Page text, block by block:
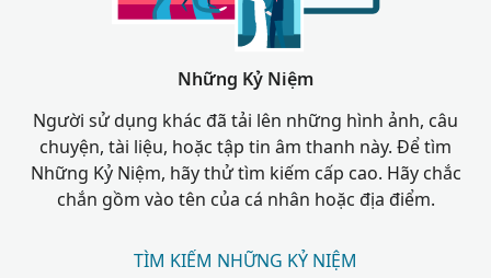
Những Kỷ Niệm
Người sử dụng khác đã tải lên những hình ảnh, câu
chuyện, tài liệu, hoặc tập tin âm thanh này. Để tìm
Những Kỷ Niệm, hãy thử tìm kiếm cấp cao. Hãy chắc
chắn gồm vào tên của cá nhân hoặc địa điểm.
TÌM KIẾM NHỮNG KỶ NIỆM